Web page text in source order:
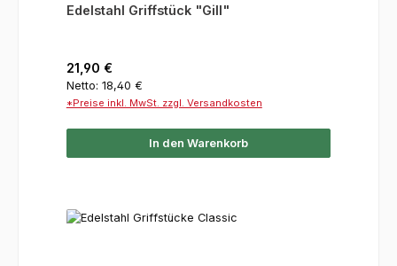
Edelstahl Griffstück "Gill"
Regulärer Preis:
21,90 €
Netto: 18,40 €
*Preise inkl. MwSt. zzgl. Versandkosten
In den Warenkorb